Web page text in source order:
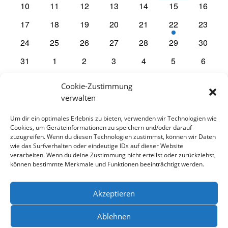
Cookie-Zustimmung
verwalten
Um dir ein optimales Erlebnis zu bieten, verwenden wir Technologien wie
Cookies, um Geräteinformationen zu speichern und/oder darauf
zuzugreifen. Wenn du diesen Technologien zustimmst, können wir Daten
wie das Surfverhalten oder eindeutige IDs auf dieser Website
verarbeiten. Wenn du deine Zustimmung nicht erteilst oder zurückziehst,
können bestimmte Merkmale und Funktionen beeinträchtigt werden.
Akzeptieren
Ablehnen
0
10
0
11
0
12
0
13
0
14
0
15
0
16
0
17
0
18
0
19
0
20
0
Veranstaltungen
21
1
Veranstaltung
22
0
23
0
24
0
25
0
26
0
27
0
28
0
29
0
30
0
31
0
1
0
2
0
3
0
4
0
5
0
6
Es gibt keine Veranstaltungen an diesem Tag.
Juli Dieser Monat
Kalender abonnieren